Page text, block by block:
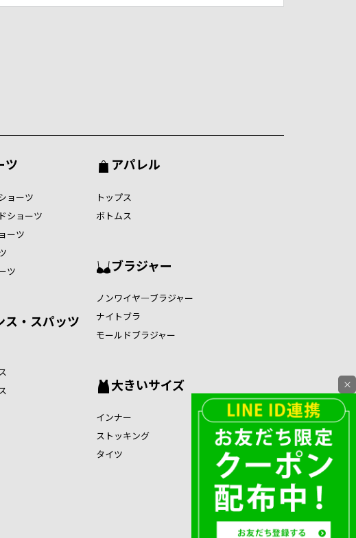
ツ
ョーツ
ショーツ
ーツ
ツ
ス・スパッツ
アパレル
トップス
ボトムス
ブラジャー
ノンワイヤ―ブラジャー
ナイトブラ
モールドブラジャー
大きいサイズ
インナー
ストッキング
タイツ
×